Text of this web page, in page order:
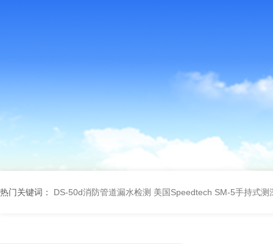
热门关键词： DS-50d消防管道漏水检测 美国Speedtech SM-5手持式测